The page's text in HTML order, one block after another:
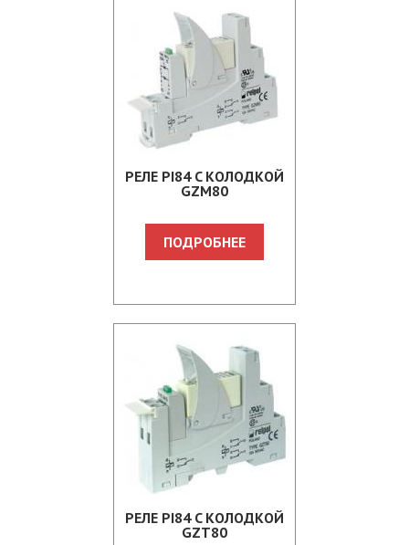
PЕЛЕ PI84 C КOЛOДКOЙ
GZM80
ПОДРОБНЕЕ
PЕЛЕ PI84 C КOЛOДКOЙ
GZT80